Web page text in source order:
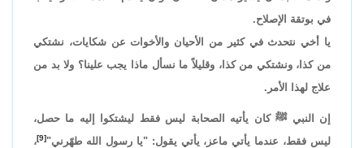
في بوتقة الإصلاح.
يا أخي نتحدث في كثير من الأحيان والأخوات عن شكايات، نشتكي
من كذا، ونشتكي من كذا، وقليلاً ما نسأل ماذا يجب علينا؟ ولا بد من
علاج لهذا الأمر.
إن النبي ﷺ كان يأتيه الصحابة ليس فقط ليشتكوا إليه ما حصل،
ليس فقط، عندما يأتي ماعز، يأتي يقول: "يا رسول الله طهّرني"[9]
،